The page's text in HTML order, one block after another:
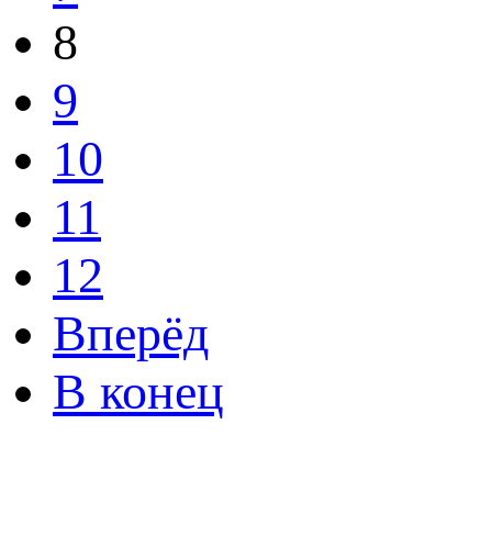
8
9
10
11
12
Вперёд
В конец